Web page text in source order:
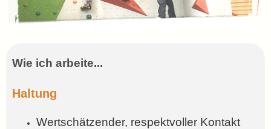
Wie ich arbeite...
Haltung
Wertschätzender, respektvoller Kontakt